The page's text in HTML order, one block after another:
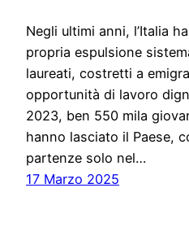
Negli ultimi anni, l’Italia
propria espulsione
laureati, costretti a
opportunità di lavoro
2023, ben 550 mila
hanno lasciato il Paese,
partenze solo nel…
17 Marzo 2025